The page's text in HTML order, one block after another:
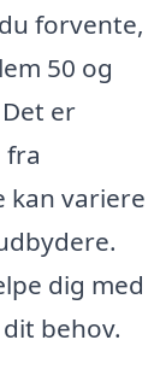
forvente,
50 og
er
kan variere
dig med
behov.